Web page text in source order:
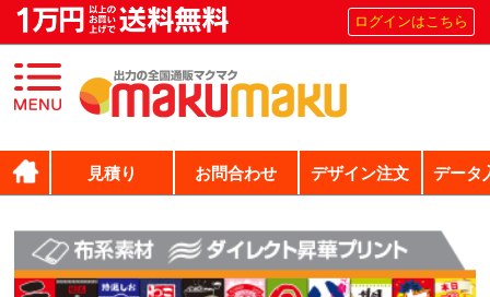
ログインはこちら
見積り お問合わせ デザイン注文 データ